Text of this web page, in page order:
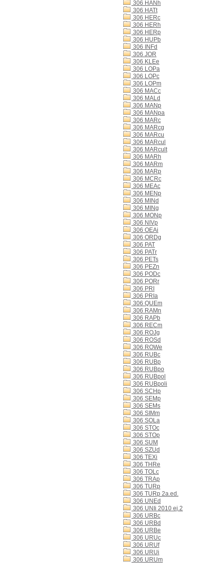
306 HANh
306 HATt
306 HERc
306 HERh
306 HERp
306 HUPb
306 INFd
306 JOR
306 KLEe
306 LOPa
306 LOPc
306 LOPm
306 MACc
306 MALd
306 MANp
306 MANpa
306 MARc
306 MARcg
306 MARcu
306 MARcul
306 MARcult
306 MARh
306 MARm
306 MARp
306 MCRc
306 MEAc
306 MENp
306 MINd
306 MINg
306 MONp
306 NIVp
306 OEAi
306 ORDg
306 PAT
306 PATr
306 PETs
306 PEZn
306 PODc
306 PORr
306 PRI
306 PRIa
306 QUEm
306 RAMn
306 RAPb
306 RECm
306 ROJg
306 ROSd
306 ROWe
306 RUBc
306 RUBp
306 RUBpo
306 RUBpol
306 RUBpoli
306 SCHp
306 SEMp
306 SEMs
306 SIMm
306 SOLa
306 STOc
306 STOp
306 SUM
306 SZUd
306 TEXi
306 THRe
306 TOLc
306 TRAp
306 TURp
306 TURp 2a.ed.
306 UNEd
306 UNIi 2010 ej.2
306 URBc
306 URBd
306 URBe
306 URUc
306 URUf
306 URUi
306 URUm